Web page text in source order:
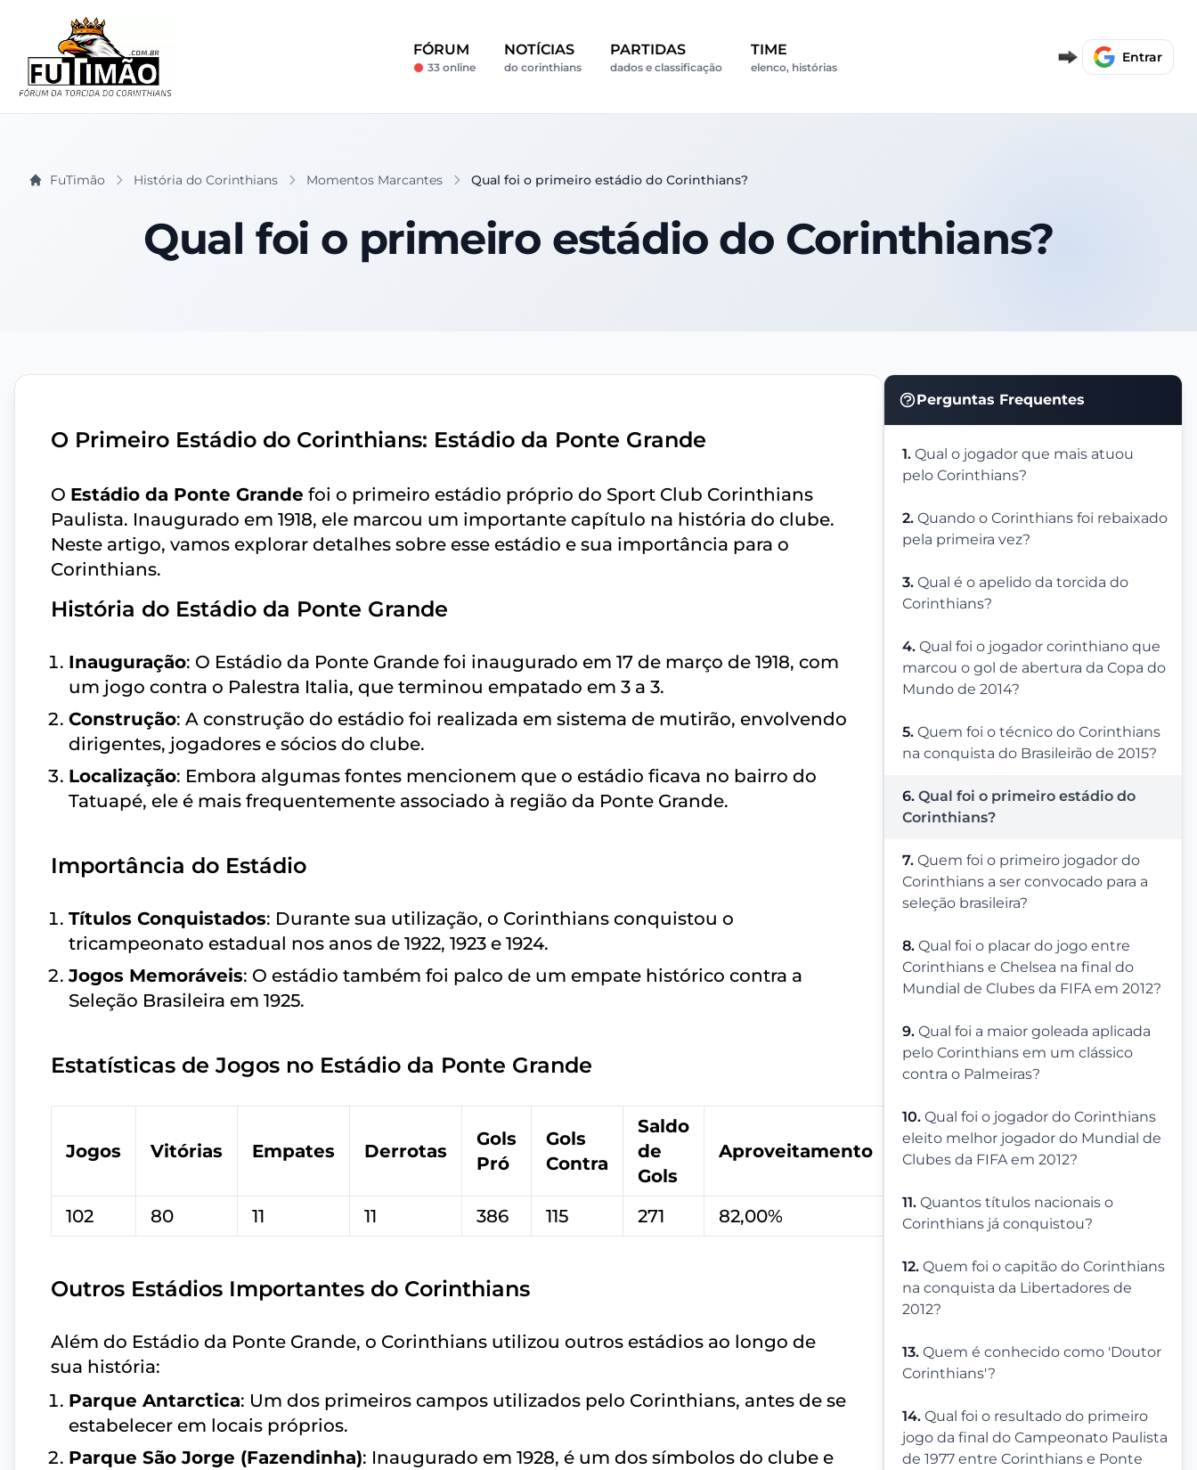
FÓRUM
33 online
NOTÍCIAS
do corinthians
PARTIDAS
dados e classificação
TIME
elenco, histórias
Entrar
FuTimão História do Corinthians Momentos Marcantes Qual foi o primeiro estádio do Corinthians?
Qual foi o primeiro estádio do Corinthians?
Perguntas Frequentes
1. Qual o jogador que mais atuou
pelo Corinthians?
2. Quando o Corinthians foi rebaixado
pela primeira vez?
3. Qual é o apelido da torcida do
Corinthians?
4. Qual foi o jogador corinthiano que
marcou o gol de abertura da Copa do
Mundo de 2014?
5. Quem foi o técnico do Corinthians
na conquista do Brasileirão de 2015?
6. Qual foi o primeiro estádio do
Corinthians?
7. Quem foi o primeiro jogador do
Corinthians a ser convocado para a
seleção brasileira?
8. Qual foi o placar do jogo entre
Corinthians e Chelsea na final do
Mundial de Clubes da FIFA em 2012?
9. Qual foi a maior goleada aplicada
pelo Corinthians em um clássico
contra o Palmeiras?
10. Qual foi o jogador do Corinthians
eleito melhor jogador do Mundial de
Clubes da FIFA em 2012?
11. Quantos títulos nacionais o
Corinthians já conquistou?
12. Quem foi o capitão do Corinthians
na conquista da Libertadores de
2012?
13. Quem é conhecido como 'Doutor
Corinthians'?
14. Qual foi o resultado do primeiro
jogo da final do Campeonato Paulista
de 1977 entre Corinthians e Ponte
O Primeiro Estádio do Corinthians: Estádio da Ponte Grande
O Estádio da Ponte Grande foi o primeiro estádio próprio do Sport Club Corinthians
Paulista. Inaugurado em 1918, ele marcou um importante capítulo na história do clube.
Neste artigo, vamos explorar detalhes sobre esse estádio e sua importância para o
Corinthians.
História do Estádio da Ponte Grande
Inauguração: O Estádio da Ponte Grande foi inaugurado em 17 de março de 1918, com
um jogo contra o Palestra Italia, que terminou empatado em 3 a 3.
Construção: A construção do estádio foi realizada em sistema de mutirão, envolvendo
dirigentes, jogadores e sócios do clube.
Localização: Embora algumas fontes mencionem que o estádio ficava no bairro do
Tatuapé, ele é mais frequentemente associado à região da Ponte Grande.
Importância do Estádio
Títulos Conquistados: Durante sua utilização, o Corinthians conquistou o
tricampeonato estadual nos anos de 1922, 1923 e 1924.
Jogos Memoráveis: O estádio também foi palco de um empate histórico contra a
Seleção Brasileira em 1925.
Estatísticas de Jogos no Estádio da Ponte Grande
Jogos Vitórias Empates Derrotas
Gols
Pró
Gols
Contra
Saldo
de
Gols
Aproveitamento
102 80 11 11 386 115 271 82,00%
Outros Estádios Importantes do Corinthians
Além do Estádio da Ponte Grande, o Corinthians utilizou outros estádios ao longo de
sua história:
Parque Antarctica: Um dos primeiros campos utilizados pelo Corinthians, antes de se
estabelecer em locais próprios.
Parque São Jorge (Fazendinha): Inaugurado em 1928, é um dos símbolos do clube e